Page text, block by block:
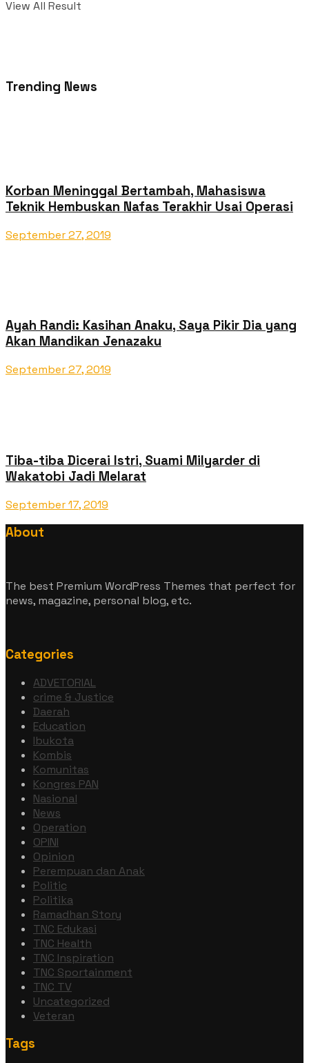
View All Result
Trending News
Korban Meninggal Bertambah, Mahasiswa
Teknik Hembuskan Nafas Terakhir Usai Operasi
September 27, 2019
Ayah Randi: Kasihan Anaku, Saya Pikir Dia yang
Akan Mandikan Jenazaku
September 27, 2019
Tiba-tiba Dicerai Istri, Suami Milyarder di
Wakatobi Jadi Melarat
September 17, 2019
About
The best Premium WordPress Themes that perfect for
news, magazine, personal blog, etc.
Categories
ADVETORIAL
crime & Justice
Daerah
Education
Ibukota
Kombis
Komunitas
Kongres PAN
Nasional
News
Operation
OPINI
Opinion
Perempuan dan Anak
Politic
Politika
Ramadhan Story
TNC Edukasi
TNC Health
TNC Inspiration
TNC Sportainment
TNC TV
Uncategorized
Veteran
Tags